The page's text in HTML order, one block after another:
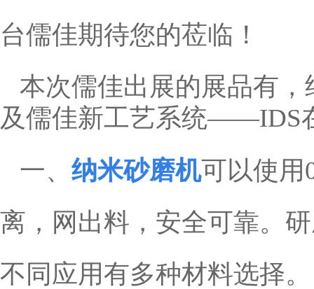
台儒佳期待您的莅临！
本次儒佳出展的展品有
及儒佳新工艺系统——IDS
一、 纳米砂磨机可以使用
离，网出料，安全可靠。
不同应用有多种材料选择。